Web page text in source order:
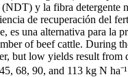
y la fibra detergente
de recuperación del
es una alternativa para la
of beef cattle. During
but low yields result
68, 90, and 113 kg N